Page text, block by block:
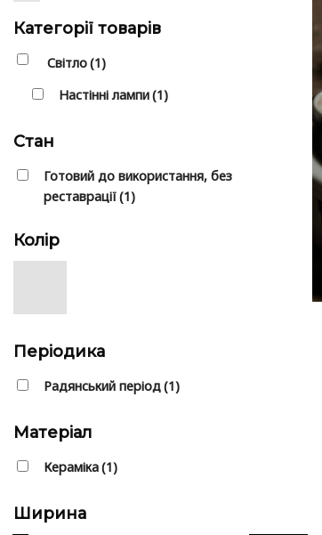
Категорії товарів
Світло(1)
Настінні лампи(1)
Стан
Готовий до використання, без
реставрації(1)
Колір
Періодика
Радянський період(1)
Матеріал
Кераміка(1)
Ширина